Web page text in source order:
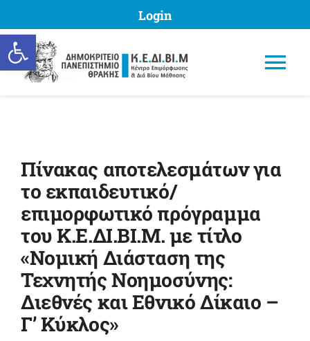
Ανοίξτε τη γραμμή εργαλείων
to
content
Login
ΚΕΔΙΒΙΜ ΔΠΘ
Προγράμματα
Υποβολή Πρότασης
Μητρώα
Πίνακας αποτελεσμάτων για
το εκπαιδευτικό/
επιμορφωτικό πρόγραμμα
του Κ.Ε.ΔΙ.ΒΙ.Μ. με τίτλο
«Νομική Διάσταση της
Τεχνητής Νοημοσύνης:
Διεθνές και Εθνικό Δίκαιο –
Γ’ Κύκλος»